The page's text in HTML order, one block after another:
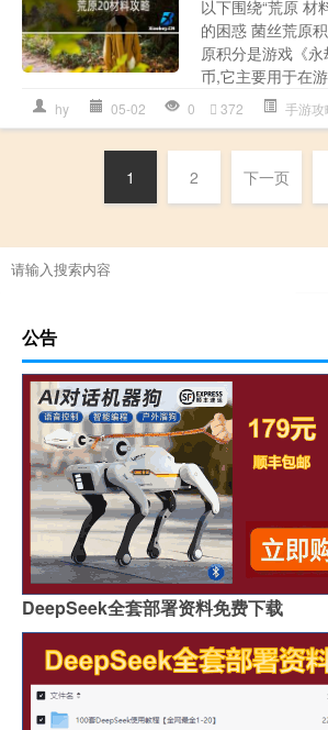
以下围绕“荒原 材
的困惑 菌丝荒原
原积分是游戏《
币,它主要用于在
hy 05-02 0 372 手游攻
1 2 下一页
公告
DeepSeek全套部署资料免费下载